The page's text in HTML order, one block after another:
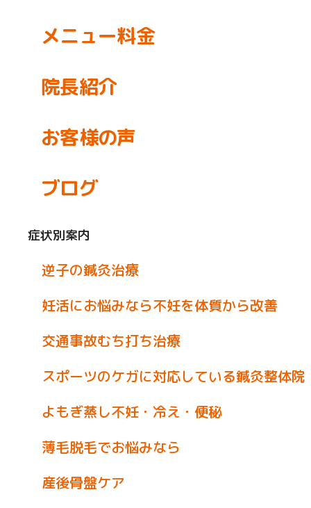
メニュー料金
院長紹介
お客様の声
ブログ
症状別案内
逆子の鍼灸治療
妊活にお悩みなら不妊を体質から改善
交通事故むち打ち治療
スポーツのケガに対応している鍼灸整体院
よもぎ蒸し不妊・冷え・便秘
薄毛脱毛でお悩みなら
産後骨盤ケア